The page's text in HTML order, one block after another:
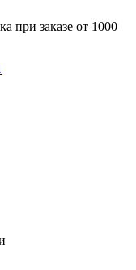
при заказе от 1000